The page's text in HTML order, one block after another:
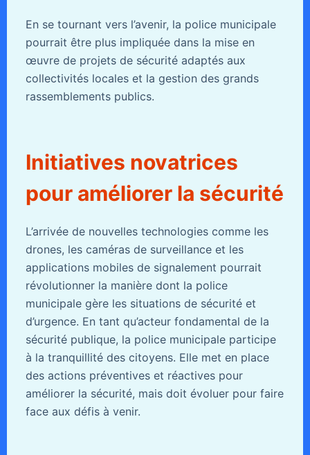
En se tournant vers l’avenir, la police municipale
pourrait être plus impliquée dans la mise en
œuvre de projets de sécurité adaptés aux
collectivités locales et la gestion des grands
rassemblements publics.
Initiatives novatrices
pour améliorer la sécurité
L’arrivée de nouvelles technologies comme les
drones, les caméras de surveillance et les
applications mobiles de signalement pourrait
révolutionner la manière dont la police
municipale gère les situations de sécurité et
d’urgence. En tant qu’acteur fondamental de la
sécurité publique, la police municipale participe
à la tranquillité des citoyens. Elle met en place
des actions préventives et réactives pour
améliorer la sécurité, mais doit évoluer pour faire
face aux défis à venir.